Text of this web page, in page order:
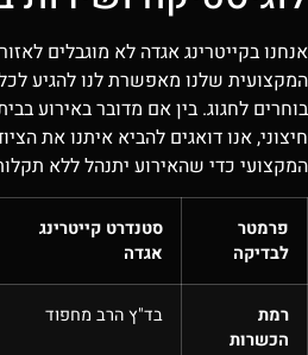
אנחנו בקייטרינג אגדה לא מוגבלים
המקצועית שלנו מאפשרת לנו להגיע
בוחרים לחגוג. בין אם מדובר באירוע
חיצוני, אנו דואגים להביא איתנו את
המקצועי כדי שהאירוע יתנהל ללא
פרמטר
לבדיקה
סטנדרט קייטרינג
אגדה
רמת
הכשרות
בד"ץ הרב מחפוד